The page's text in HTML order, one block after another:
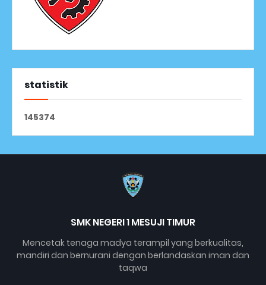
statistik
145374
SMK NEGERI 1 MESUJI TIMUR
Mencetak tenaga madya terampil yang berkualitas,
mandiri dan bernurani dengan berlandaskan iman dan
taqwa